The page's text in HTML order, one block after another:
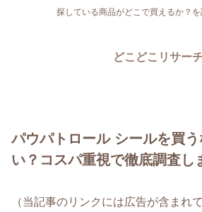
探している商品がどこで買えるか？を
どこどこリサー
パウパトロール シールを買
い？コスパ重視で徹底調査し
（当記事のリンクには広告が含まれ